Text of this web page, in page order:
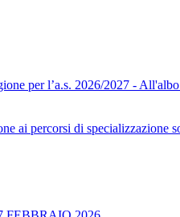
per l’a.s. 2026/2027 -
ai percorsi di specializzazione